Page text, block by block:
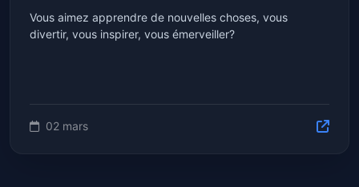
Vous aimez apprendre de nouvelles choses, vous
divertir, vous inspirer, vous émerveiller?
02 mars